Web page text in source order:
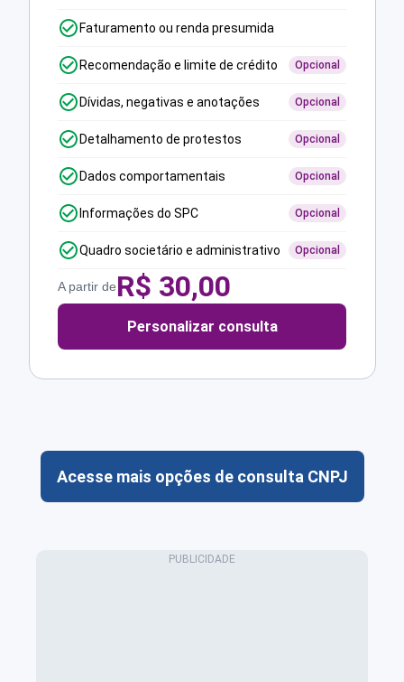
Faturamento ou renda presumida
Recomendação e limite de crédito Opcional
Dívidas, negativas e anotações Opcional
Detalhamento de protestos Opcional
Dados comportamentais Opcional
Informações do SPC Opcional
Quadro societário e administrativo Opcional
A partir deR$ 30,00
Personalizar consulta
Acesse mais opções de consulta CNPJ